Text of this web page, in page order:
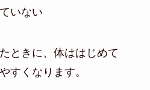
いない
ときに、体ははじめて
すくなります。